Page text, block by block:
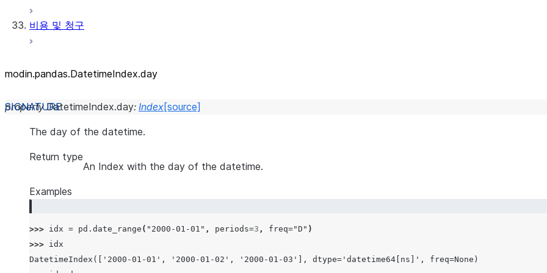
비용 및 청구
modin.pandas.DatetimeIndex.day
property DatetimeIndex.day: Index[source]
The day of the datetime.
Return type
An Index with the day of the datetime.
Examples
>>> idx = pd . date_range ( "2000-01-01" , periods=3 , freq="D" )
>>> idx
DatetimeIndex(['2000-01-01', '2000-01-02', '2000-01-03'], dtype='datetime64[ns]', freq=None)